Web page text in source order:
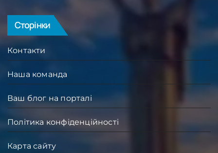
Сторінки
Контакти
Наша команда
Ваш блог на порталі
Політика конфіденційності
Карта сайту